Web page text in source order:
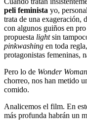
peli feminista yo,
trata de una exageración,
con algunos guiños en
propuesta lightsin
pinkwashing en toda
protagonistas femeninas,
Pero lo de Wonder Woman
chorreo, nos han metido
comido.
Analicemos el film. En
más profunda habrán un